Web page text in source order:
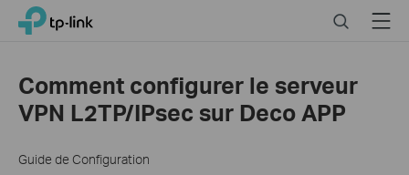
Click
navigation
bar
TP-Link, Reliably Smart SearchMenu
Comment configurer le serveur
VPN L2TP/IPsec sur Deco APP
Guide de Configuration